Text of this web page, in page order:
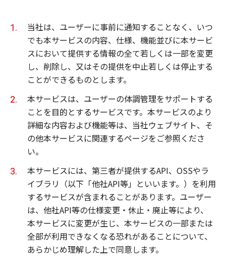
当社は、ユーザーに事前に通知することなく、いつ
でも本サービスの内容、仕様、機能並びに本サービ
スにおいて提供する情報の全て若しくは一部を変更
し、削除し、又はその提供を中止若しくは停止する
ことができるものとします。
本サービスは、ユーザーの体調管理をサポートする
ことを目的とするサービスです。本サービスのより
詳細な内容および機能等は、当社ウェブサイト、そ
の他本サービスに関連するページをご参照くださ
い。
本サービスには、第三者が提供するAPI、OSSやラ
イブラリ（以下「他社API等」といいます。）を利用
するサービスが含まれることがあります。ユーザー
は、他社API等の仕様変更・休止・廃止等により、
本サービスに変更が生じ、本サービスの一部または
全部が利用できなくなる恐れがあることについて、
あらかじめ理解した上で同意します。